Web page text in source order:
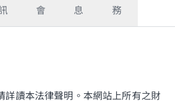
會
息
務
詳讀本法律聲明。本網站上所有之財